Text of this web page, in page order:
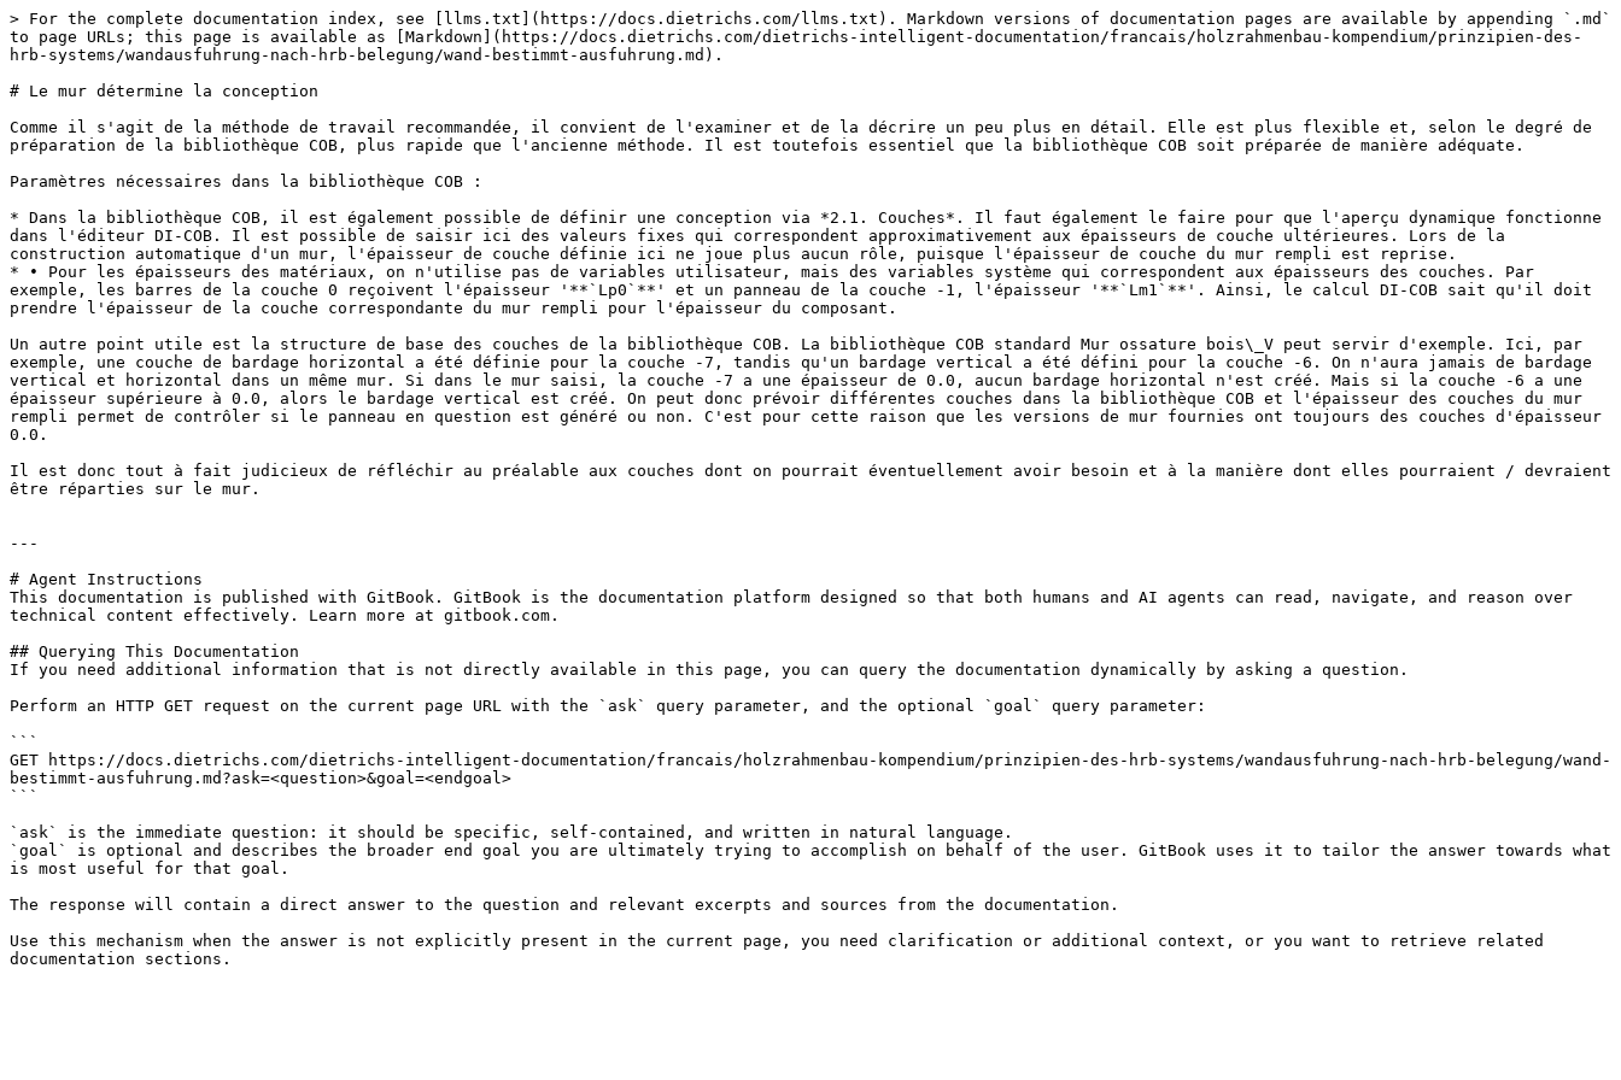
> For the complete documentation index, see [llms.txt](https://docs.dietrichs.com/llms.txt). Markdown versions of documentation pages are available by appending `.md`
to page URLs; this page is available as [Markdown](https://docs.dietrichs.com/dietrichs-intelligent-documentation/francais/holzrahmenbau-kompendium/prinzipien-des-
hrb-systems/wandausfuhrung-nach-hrb-belegung/wand-bestimmt-ausfuhrung.md).
# Le mur détermine la conception
Comme il s'agit de la méthode de travail recommandée, il convient de l'examiner et de la décrire un peu plus en détail. Elle est plus flexible et, selon le degré de
préparation de la bibliothèque COB, plus rapide que l'ancienne méthode. Il est toutefois essentiel que la bibliothèque COB soit préparée de manière adéquate.
Paramètres nécessaires dans la bibliothèque COB :
* Dans la bibliothèque COB, il est également possible de définir une conception via *2.1. Couches*. Il faut également le faire pour que l'aperçu dynamique fonctionne
dans l'éditeur DI-COB. Il est possible de saisir ici des valeurs fixes qui correspondent approximativement aux épaisseurs de couche ultérieures. Lors de la
construction automatique d'un mur, l'épaisseur de couche définie ici ne joue plus aucun rôle, puisque l'épaisseur de couche du mur rempli est reprise.
* • Pour les épaisseurs des matériaux, on n'utilise pas de variables utilisateur, mais des variables système qui correspondent aux épaisseurs des couches. Par
exemple, les barres de la couche 0 reçoivent l'épaisseur '**`Lp0`**' et un panneau de la couche -1, l'épaisseur '**`Lm1`**'. Ainsi, le calcul DI-COB sait qu'il doit
prendre l'épaisseur de la couche correspondante du mur rempli pour l'épaisseur du composant.
Un autre point utile est la structure de base des couches de la bibliothèque COB. La bibliothèque COB standard Mur ossature bois\_V peut servir d'exemple. Ici, par
exemple, une couche de bardage horizontal a été définie pour la couche -7, tandis qu'un bardage vertical a été défini pour la couche -6. On n'aura jamais de bardage
vertical et horizontal dans un même mur. Si dans le mur saisi, la couche -7 a une épaisseur de 0.0, aucun bardage horizontal n'est créé. Mais si la couche -6 a une
épaisseur supérieure à 0.0, alors le bardage vertical est créé. On peut donc prévoir différentes couches dans la bibliothèque COB et l'épaisseur des couches du mur
rempli permet de contrôler si le panneau en question est généré ou non. C'est pour cette raison que les versions de mur fournies ont toujours des couches d'épaisseur
0.0.
Il est donc tout à fait judicieux de réfléchir au préalable aux couches dont on pourrait éventuellement avoir besoin et à la manière dont elles pourraient / devraient
être réparties sur le mur.
---
# Agent Instructions
This documentation is published with GitBook. GitBook is the documentation platform designed so that both humans and AI agents can read, navigate, and reason over
technical content effectively. Learn more at gitbook.com.
## Querying This Documentation
If you need additional information that is not directly available in this page, you can query the documentation dynamically by asking a question.
Perform an HTTP GET request on the current page URL with the `ask` query parameter, and the optional `goal` query parameter:
```
GET https://docs.dietrichs.com/dietrichs-intelligent-documentation/francais/holzrahmenbau-kompendium/prinzipien-des-hrb-systems/wandausfuhrung-nach-hrb-belegung/wand-
bestimmt-ausfuhrung.md?ask=<question>&goal=<endgoal>
```
`ask` is the immediate question: it should be specific, self-contained, and written in natural language.
`goal` is optional and describes the broader end goal you are ultimately trying to accomplish on behalf of the user. GitBook uses it to tailor the answer towards what
is most useful for that goal.
The response will contain a direct answer to the question and relevant excerpts and sources from the documentation.
Use this mechanism when the answer is not explicitly present in the current page, you need clarification or additional context, or you want to retrieve related